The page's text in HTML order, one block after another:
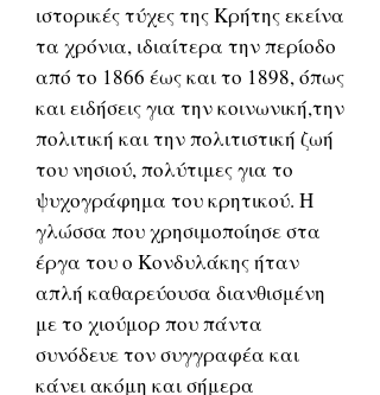
ιστορικές τύχες της Κρήτης εκείνα
τα χρόνια, ιδιαίτερα την περίοδο
από το 1866 έως και το 1898, όπως
και ειδήσεις για την κοινωνική,την
πολιτική και την πολιτιστική ζωή
του νησιού, πολύτιμες για το
ψυχογράφημα του κρητικού. Η
γλώσσα που χρησιμοποίησε στα
έργα του ο Κονδυλάκης ήταν
απλή καθαρεύουσα διανθισμένη
με το χιούμορ που πάντα
συνόδευε τον συγγραφέα και
κάνει ακόμη και σήμερα